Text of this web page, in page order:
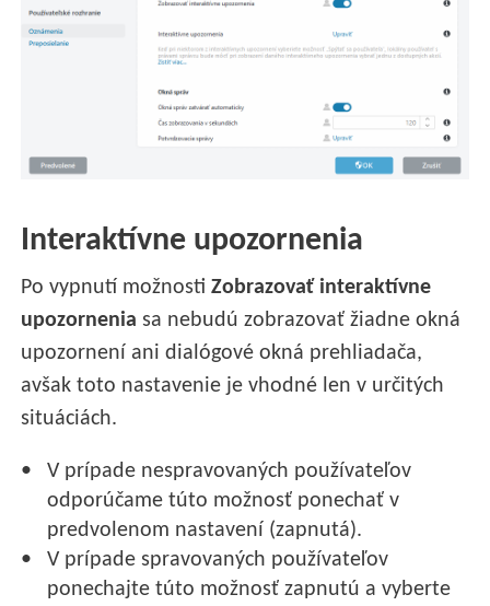
Interaktívne upozornenia
Po vypnutí možnostiZobrazovať interaktívne
upozornenia sa nebudú zobrazovať žiadne okná
upozornení ani dialógové okná prehliadača,
avšak toto nastavenie je vhodné len v určitých
situáciách.
V prípade nespravovaných používateľov
odporúčame túto možnosť ponechať v
predvolenom nastavení (zapnutá).
V prípade spravovaných používateľov
ponechajte túto možnosť zapnutú a vyberte